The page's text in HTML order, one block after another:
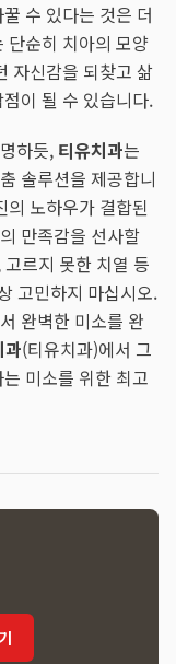
수 있다는 것은 더
단순히 치아의 모양
자신감을 되찾고 삶
이 될 수 있습니다.
하듯, 티유치과는
솔루션을 제공합니
의 노하우가 결합된
만족감을 선사할
르지 못한 치열 등
고민하지 마십시오.
완벽한 미소를 완
(티유치과)에서 그
미소를 위한 최고